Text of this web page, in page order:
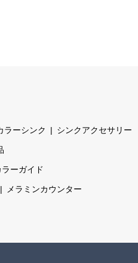
ラーシンク シンクアクセサリー
ーガイド
メラミンカウンター